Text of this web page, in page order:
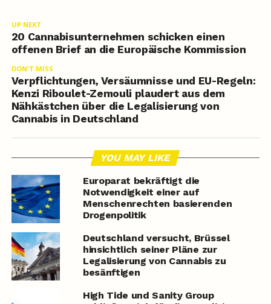
UP NEXT
20 Cannabisunternehmen schicken einen
offenen Brief an die Europäische Kommission
DON'T MISS
Verpflichtungen, Versäumnisse und EU-Regeln:
Kenzi Riboulet-Zemouli plaudert aus dem
Nähkästchen über die Legalisierung von
Cannabis in Deutschland
YOU MAY LIKE
Europarat bekräftigt die
Notwendigkeit einer auf
Menschenrechten basierenden
Drogenpolitik
Deutschland versucht, Brüssel
hinsichtlich seiner Pläne zur
Legalisierung von Cannabis zu
besänftigen
High Tide und Sanity Group